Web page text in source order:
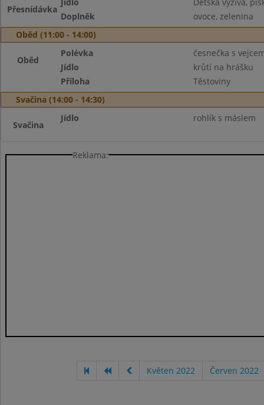
Přesnídávka
Doplněk
ovoce, zelenina
Oběd (11:00 - 14:00)
Oběd
Polévka
česnečka s
Jídlo
krůtí na hrášku
Příloha
Těstoviny
Svačina (14:00 - 14:30)
Svačina
Jídlo rohlík s máslem
Reklama:
Květen 2022 Červen 2022